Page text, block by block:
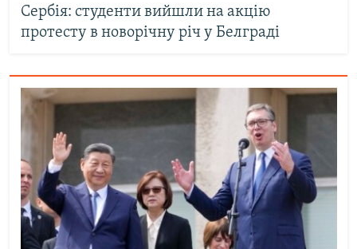
Сербія: студенти вийшли на акцію
протесту в новорічну річ у Белграді